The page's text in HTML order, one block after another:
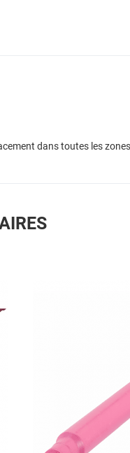
dans toutes les